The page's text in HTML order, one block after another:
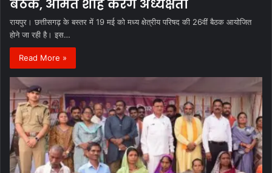
बैठक, अमित शाह करेंगे अध्यक्षता
रायपुर। छत्तीसगढ़ के बस्तर में 19 मई को मध्य क्षेत्रीय परिषद की 26वीं बैठक आयोजित
होने जा रही है। इस…
Read More »